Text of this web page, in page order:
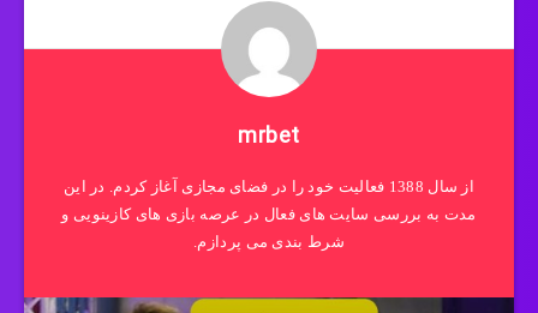
mrbet
از سال 1388 فعالیت خود را در فضای مجازی آغاز کردم. در این
مدت به بررسی سایت های فعال در عرصه بازی های کازینویی و
شرط بندی می پردازم.